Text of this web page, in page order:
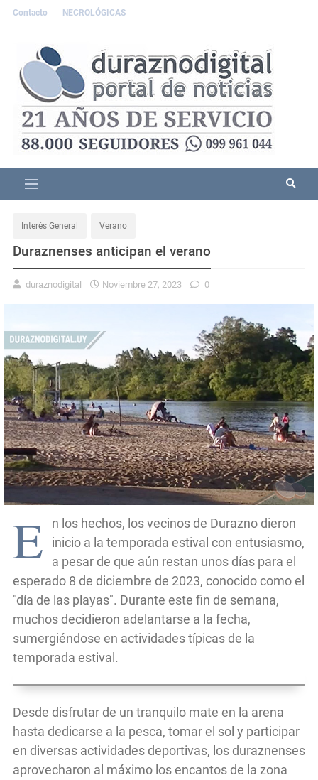
Contacto NECROLÓGICAS
Interés General Verano
Duraznenses anticipan el verano
duraznodigital Noviembre 27, 2023 0
E
n los hechos, los vecinos de Durazno dieron
inicio a la temporada estival con entusiasmo,
a pesar de que aún restan unos días para el
esperado 8 de diciembre de 2023, conocido como el
"día de las playas". Durante este fin de semana,
muchos decidieron adelantarse a la fecha,
sumergiéndose en actividades típicas de la
temporada estival.
Desde disfrutar de un tranquilo mate en la arena
hasta dedicarse a la pesca, tomar el sol y participar
en diversas actividades deportivas, los duraznenses
aprovecharon al máximo los encantos de la zona